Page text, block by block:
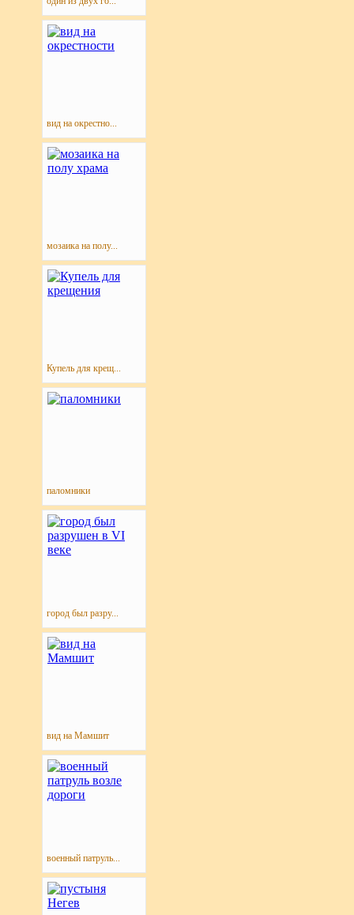
вид на окрестно...
мозаика на полу...
Купель для крещ...
паломники
город был разру...
вид на Мамшит
военный патруль...